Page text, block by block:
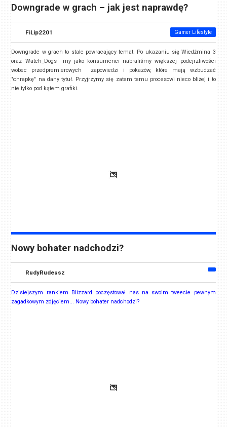
Downgrade w grach – jak jest naprawdę?
FiLip2201 Gamer Lifestyle
Downgrade w grach to stale powracający temat. Po ukazaniu się Wiedźmina 3
oraz Watch_Dogs my jako konsumenci nabraliśmy większej podejrzliwości
wobec przedpremierowych zapowiedzi i pokazów, które mają wzbudzać
"chrapkę" na dany tytuł. Przyjrzymy się zatem temu procesowi nieco bliżej i to
nie tylko pod kątem grafiki.
Nowy bohater nadchodzi?
RudyRudeusz
Dzisiejszym rankiem Blizzard poczęstował nas na swoim tweecie pewnym
zagadkowym zdjęciem... Nowy bohater nadchodzi?